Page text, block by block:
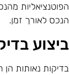
לאורך זמן.
נאותות